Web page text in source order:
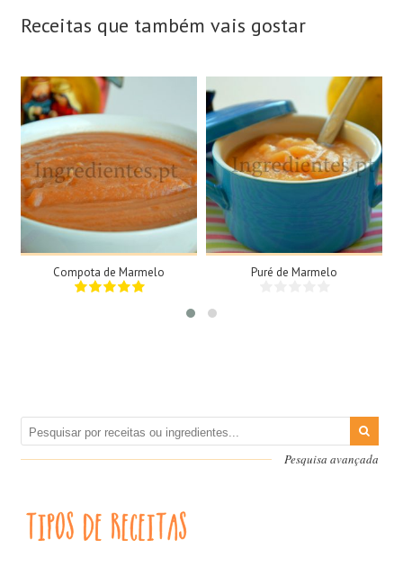
Receitas que também vais gostar
2 Tigelas
N/A
35Min
Compota de Marmelo
5 Doses
Puré de Marmelo
Pesquisa avançada